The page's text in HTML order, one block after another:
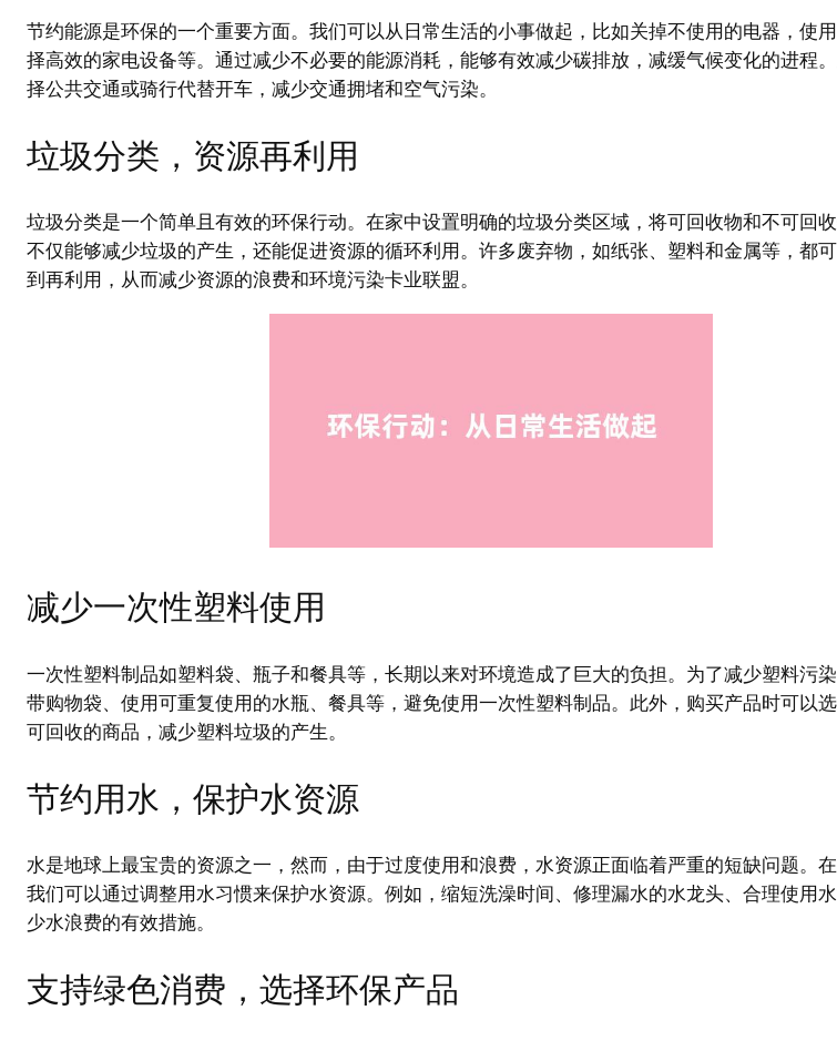
节约能源是环保的一个重要方面。我们可以从日常生活的小事做起，比如关掉不使用的电器，使
择高效的家电设备等。通过减少不必要的能源消耗，能够有效减少碳排放，减缓气候变化的进程
择公共交通或骑行代替开车，减少交通拥堵和空气污染。
垃圾分类，资源再利用
垃圾分类是一个简单且有效的环保行动。在家中设置明确的垃圾分类区域，将可回收物和不可回
不仅能够减少垃圾的产生，还能促进资源的循环利用。许多废弃物，如纸张、塑料和金属等，都
到再利用，从而减少资源的浪费和环境污染卡业联盟。
减少一次性塑料使用
一次性塑料制品如塑料袋、瓶子和餐具等，长期以来对环境造成了巨大的负担。为了减少塑料污
带购物袋、使用可重复使用的水瓶、餐具等，避免使用一次性塑料制品。此外，购买产品时可以
可回收的商品，减少塑料垃圾的产生。
节约用水，保护水资源
水是地球上最宝贵的资源之一，然而，由于过度使用和浪费，水资源正面临着严重的短缺问题。
我们可以通过调整用水习惯来保护水资源。例如，缩短洗澡时间、修理漏水的水龙头、合理使用
少水浪费的有效措施。
支持绿色消费，选择环保产品